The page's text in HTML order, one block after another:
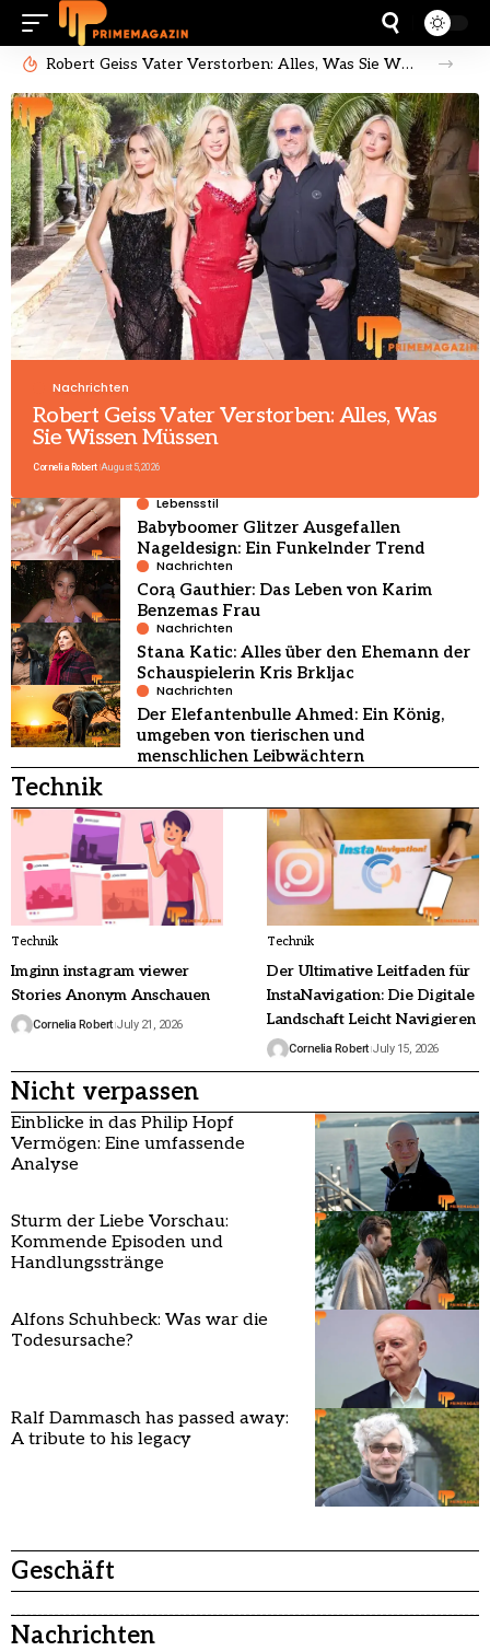
Robert Geiss Vater Verstorben: Alles, Was Sie Wissen Müssen
Nachrichten
Robert Geiss Vater Verstorben: Alles, Was
Sie Wissen Müssen
Cornelia Robert August 5, 2026
Lebensstil
Babyboomer Glitzer Ausgefallen
Nageldesign: Ein Funkelnder Trend
Nachrichten
Corą Gauthier: Das Leben von Karim
Benzemas Frau
Nachrichten
Stana Katic: Alles über den Ehemann der
Schauspielerin Kris Brkljac
Nachrichten
Der Elefantenbulle Ahmed: Ein König,
umgeben von tierischen und
menschlichen Leibwächtern
Technik
Technik
Imginn instagram viewer
Stories Anonym Anschauen
Cornelia Robert July 21, 2026
Technik
Der Ultimative Leitfaden für
InstaNavigation: Die Digitale
Landschaft Leicht Navigieren
Cornelia Robert July 15, 2026
Nicht verpassen
Einblicke in das Philip Hopf
Vermögen: Eine umfassende
Analyse
Sturm der Liebe Vorschau:
Kommende Episoden und
Handlungsstränge
Alfons Schuhbeck: Was war die
Todesursache?
Ralf Dammasch has passed away:
A tribute to his legacy
Geschäft
Nachrichten